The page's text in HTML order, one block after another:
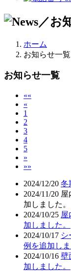
ホーム
お知らせ一覧
お知らせ一覧
««
«
1
2
3
4
5
»
»»
2024/12/20 冬
2024/11/20 屋
加しました。
2024/10/25 屋
加しました。
2024/10/17 シ
例を追加しま
2024/10/16 壁
加しました。